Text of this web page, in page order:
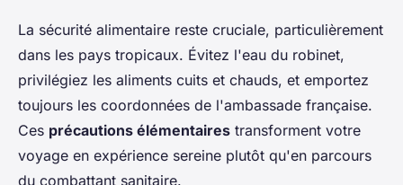
La sécurité alimentaire reste cruciale, particulièrement
dans les pays tropicaux. Évitez l'eau du robinet,
privilégiez les aliments cuits et chauds, et emportez
toujours les coordonnées de l'ambassade française.
Ces précautions élémentaires transforment votre
voyage en expérience sereine plutôt qu'en parcours
du combattant sanitaire.